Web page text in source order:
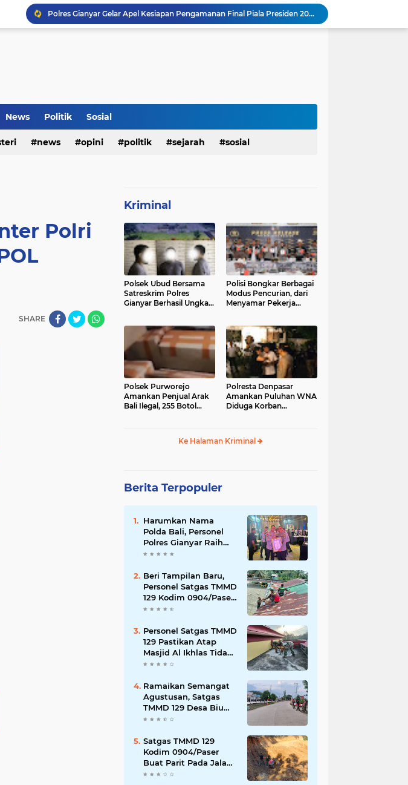
Inilah Tampilan Baru Rumah Bapak Sirajudi Setelah Direnovasi
Personel Satgas TMMD 129 Kodim 0904/Paser Bongkar Rumah milik Bapak Harim
Babinsa Hadir di Posyandu Cenderawasih, Wujud Sinergi TNI Dukung Kesehatan Masyarakat
News Politik Sosial
news opini politik sejarah sosial
Polri
SHARE
Kriminal
Polsek Ubud Bersama
Satreskrim Polres
Gianyar Berhasil Ungkap
Polisi Bongkar Berbagai
Modus Pencurian, dari
Menyamar Pekerja
Polsek Purworejo
Amankan Penjual Arak
Bali Ilegal, 255 Botol
Polresta Denpasar
Amankan Puluhan WNA
Diduga Korban
Ke Halaman Kriminal
Berita Terpopuler
Harumkan Nama
Polda Bali, Personel
Polres Gianyar Raih
Penghargaan
Beri Tampilan Baru,
Personel Satgas TMMD
129 Kodim 0904/Paser
Cat Atap Rumah
Personel Satgas TMMD
129 Pastikan Atap
Masjid Al Ikhlas Tidak
Bocor Lagi
Ramaikan Semangat
Agustusan, Satgas
TMMD 129 Desa Biu
Hiasi Jalanan Desa
Satgas TMMD 129
Kodim 0904/Paser
Buat Parit Pada Jalan
Baru